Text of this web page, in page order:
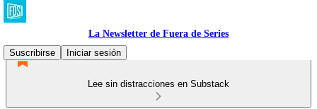
La Newsletter de Fuera de Series
Suscribirse
Iniciar sesión
Lee sin distracciones en Substack